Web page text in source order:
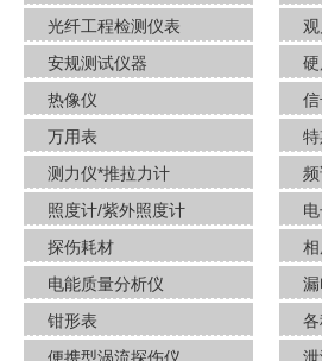
光纤工程检测仪表
安规测试仪器
热像仪
万用表
测力仪*推拉力计
照度计/紫外照度计
探伤耗材
电能质量分析仪
钳形表